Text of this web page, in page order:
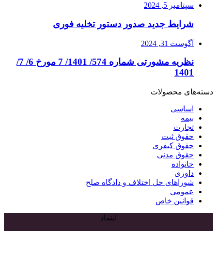
سپتامبر 5, 2024
شرایط جدید صدور دستور تخلیه فوری
آگوست 31, 2024
نظریه مشورتی شماره 574/ 1401/ 7 مورخ 6/ 7/
1401
دسته‌های محصولات
اساسی
بیمه
تجارت
حقوق ثبت
حقوق کیفری
حقوق مدنی
خانواده
داوری
شوراهای حل اختلاف و دادگاه صلح
عمومی
قوانین خاص
اینماد